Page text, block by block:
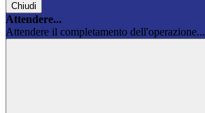
Chiudi
Attendere...
Attendere il completamento dell'operazione...